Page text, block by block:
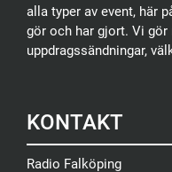
alla typer av event, här
gör och har gjort. Vi gör
uppdragssändningar,
KONTAKT
Radio Falköping